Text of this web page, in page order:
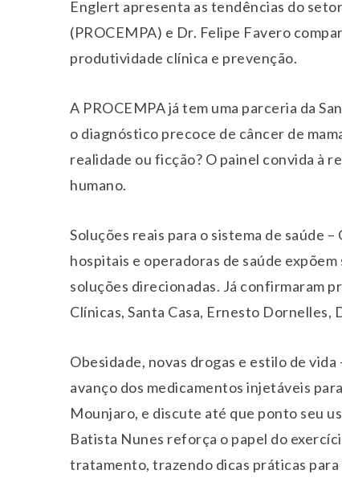
Englert apresenta as tendências do
(PROCEMPA) e Dr. Felipe Favero
produtividade clínica e prevenção.
A PROCEMPA já tem uma parceria da
o diagnóstico precoce de câncer de
realidade ou ficção? O painel convida à
humano.
Soluções reais para o sistema de saúde
hospitais e operadoras de saúde
soluções direcionadas. Já confirmaram
Clínicas, Santa Casa, Ernesto Dornelles,
Obesidade, novas drogas e estilo de
avanço dos medicamentos injetáveis
Mounjaro, e discute até que ponto seu
Batista Nunes reforça o papel do
tratamento, trazendo dicas práticas